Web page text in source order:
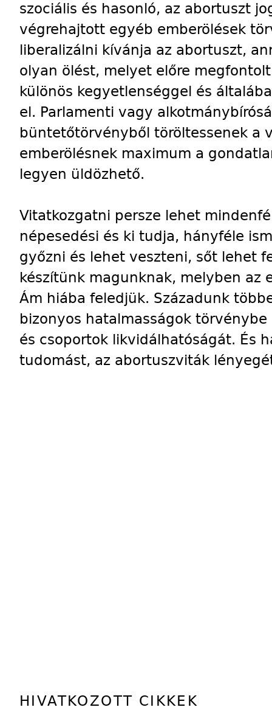
szociális és hasonló, az abortuszt
végrehajtott egyéb emberölések
liberalizálni kívánja az abortuszt,
olyan ölést, melyet előre
különös kegyetlenséggel és
el. Parlamenti vagy
büntetőtörvényből töröltessenek a
emberölésnek maximum a
legyen üldözhető.
Vitatkozgatni persze lehet
népesedési és ki tudja, hányféle
győzni és lehet veszteni, sőt lehet
készítünk magunknak, melyben az
Ám hiába feledjük. Századunk
bizonyos hatalmasságok
és csoportok likvidálhatóságát. És
tudomást, az abortuszviták
HIVATKOZOTT CIKKEK